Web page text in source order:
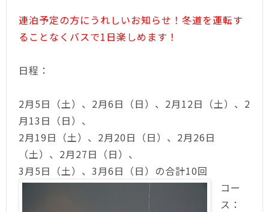
連泊予定の方にうれしいお知らせ！冬道を運転す
ることなくバスで1日楽しめます！
日程：
2月5日（土）、2月6日（日）、2月12日（土）、2
月13日（日）、
2月19日（土）、2月20日（日）、2月26日
（土）、2月27日（日）、
3月5日（土）、3月6日（日）の合計10回
コー
ス：